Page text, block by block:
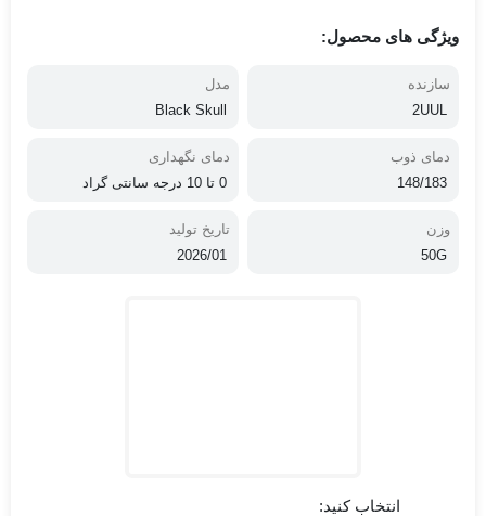
ویژگی های محصول:
سازنده
2UUL
مدل
Black Skull
دمای ذوب
148/183
دمای نگهداری
0 تا 10 درجه سانتی گراد
وزن
50G
تاریخ تولید
2026/01
انتخاب کنید: